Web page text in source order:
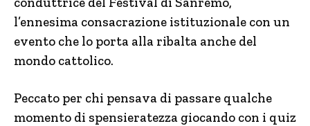
l’ennesima consacrazione istituzionale con un
evento che lo porta alla ribalta anche del
mondo cattolico.
Peccato per chi pensava di passare qualche
momento di spensieratezza giocando con i quiz